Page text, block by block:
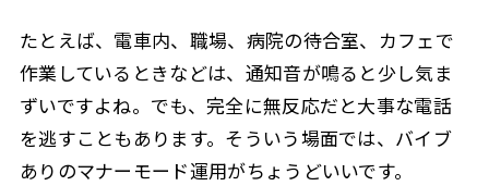
たとえば、電車内、職場、病院の待合室、カフェで
作業しているときなどは、通知音が鳴ると少し気ま
ずいですよね。でも、完全に無反応だと大事な電話
を逃すこともあります。そういう場面では、バイブ
ありのマナーモード運用がちょうどいいです。